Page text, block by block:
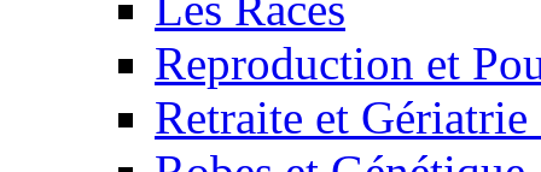
Reproduction et
Retraite et